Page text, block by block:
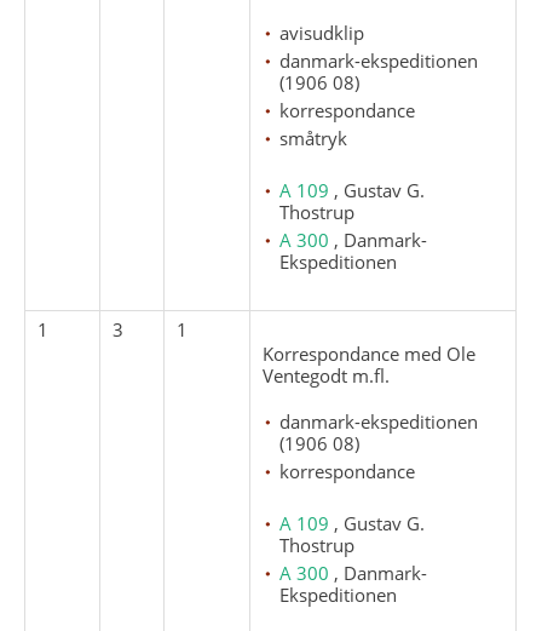
avisudklip
danmark-ekspeditionen
(1906 08)
korrespondance
småtryk
A 109 , Gustav G.
Thostrup
A 300 , Danmark-
Ekspeditionen
1 3
1
Korrespondance med Ole
Ventegodt m.fl.
danmark-ekspeditionen
(1906 08)
korrespondance
A 109 , Gustav G.
Thostrup
A 300 , Danmark-
Ekspeditionen